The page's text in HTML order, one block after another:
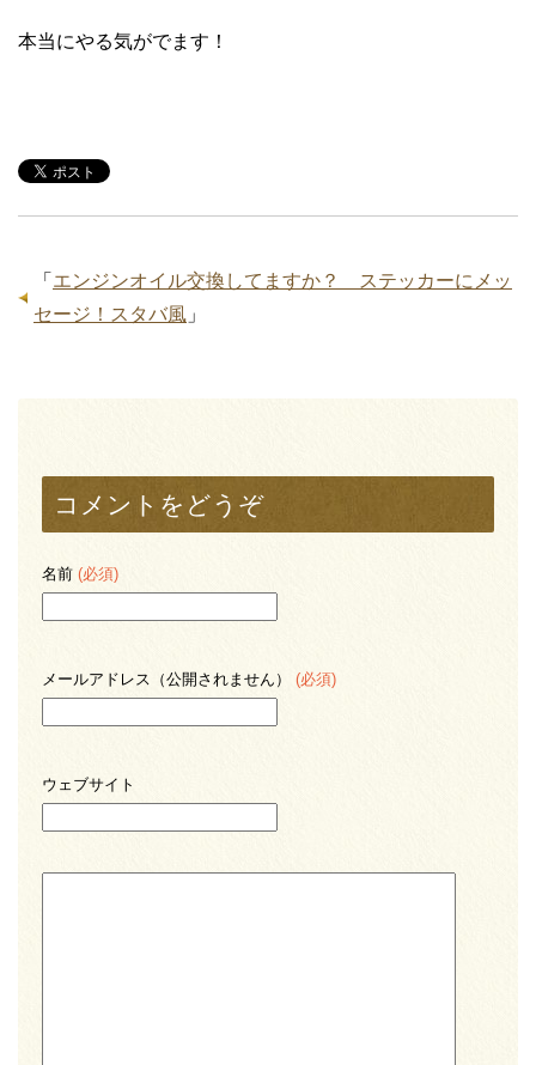
本当にやる気がでます！
「 エンジンオイル交換してますか？ ステッカーにメッ
セージ！スタバ風 」
コメントをどうぞ
名前 (必須)
メールアドレス（公開されません） (必須)
ウェブサイト